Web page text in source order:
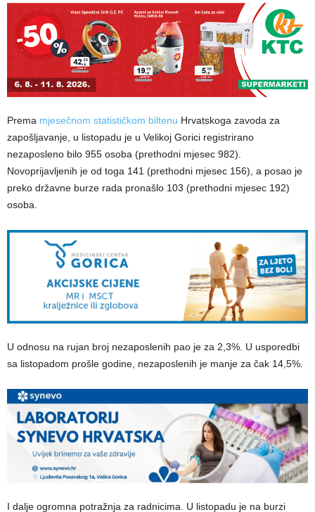
Prema mjesečnom statističkom biltenu Hrvatskoga zavoda za
zapošljavanje, u listopadu je u Velikoj Gorici registrirano
nezaposleno bilo 955 osoba (prethodni mjesec 982).
Novoprijavljenih je od toga 141 (prethodni mjesec 156), a posao je
preko državne burze rada pronašlo 103 (prethodni mjesec 192)
osoba.
U odnosu na rujan broj nezaposlenih pao je za 2,3%. U usporedbi
sa listopadom prošle godine, nezaposlenih je manje za čak 14,5%.
I dalje ogromna potražnja za radnicima. U listopadu je na burzi